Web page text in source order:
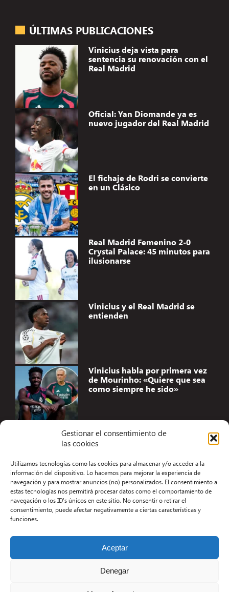
Gestionar el consentimiento de
las cookies
Utilizamos tecnologías como las cookies para almacenar y/o acceder a la
información del dispositivo. Lo hacemos para mejorar la experiencia de
navegación y para mostrar anuncios (no) personalizados. El consentimiento a
estas tecnologías nos permitirá procesar datos como el comportamiento de
navegación o los ID's únicos en este sitio. No consentir o retirar el
consentimiento, puede afectar negativamente a ciertas características y
funciones.
Aceptar
Denegar
ÚLTIMAS PUBLICACIONES
Vinicius deja vista para
sentencia su renovación con el
Real Madrid
Oficial: Yan Diomande ya es
nuevo jugador del Real Madrid
El fichaje de Rodri se convierte
en un Clásico
Real Madrid Femenino 2-0
Crystal Palace: 45 minutos para
ilusionarse
Vinicius y el Real Madrid se
entienden
Vinicius habla por primera vez
de Mourinho: «Quiere que sea
como siempre he sido»
Aviso Legal
Términos y condiciones
Política de privacidad
Contacto
Desarrollo Web por Kiwop